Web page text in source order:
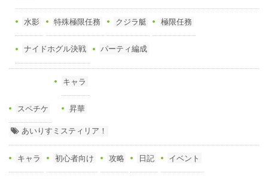
水影 特殊極限任務 クジラ艇 極限任務
ナイドホグル決戦 パーティ編成
スペチケ
キャラ
昇華
あいりすミスティリア！
キャラ 初心者向け 攻略 日記 イベント